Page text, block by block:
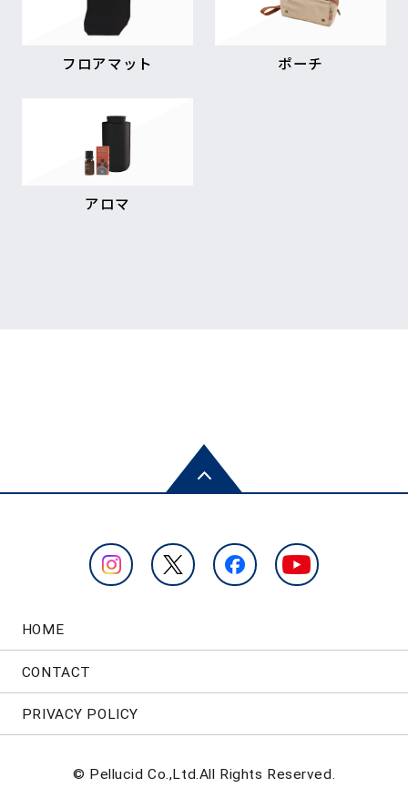
フロアマット ポーチ
アロマ
HOME
CONTACT
PRIVACY POLICY
© Pellucid Co.,Ltd.All Rights Reserved.